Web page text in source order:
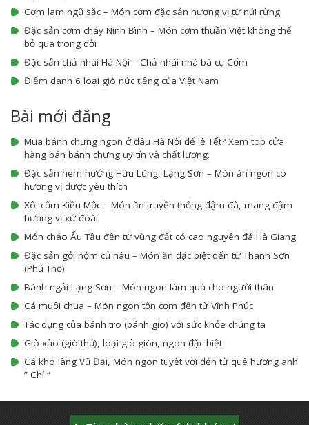
Cơm lam ngũ sắc – Món cơm đặc sản hương vị từ núi rừng
Đặc sản cơm cháy Ninh Bình – Món cơm thuần Việt không thể
bỏ qua trong đời
Đặc sản chả nhái Hà Nội – Chả nhái nhà bà cụ Cốm
Điểm danh 6 loại giò nức tiếng của Việt Nam
Bài mới đăng
Mua bánh chưng ngon ở đâu Hà Nội để lễ Tết? Xem top cửa
hàng bán bánh chưng uy tín và chất lượng.
Đặc sản nem nướng Hữu Lũng, Lạng Sơn – Món ăn ngon có
hương vị được yêu thích
Xôi cốm Kiều Mộc – Món ăn truyền thống đậm đà, mang đậm
hương vị xứ đoài
Món cháo Ấu Tầu đền từ vùng đất có cao nguyên đá Hà Giang
Đặc sản gỏi nộm củ nâu – Món ăn đặc biệt đến từ Thanh Sơn
(Phú Thọ)
Bánh ngải Lạng Sơn – Món ngon làm quà cho người thân
Cá muối chua – Món ngon tốn cơm đến từ Vĩnh Phúc
Tác dụng của bánh tro (bánh gio) với sức khỏe chúng ta
Giò xào (giò thủ), loại giò giòn, ngon đặc biệt
Cá kho làng Vũ Đại, Món ngon tuyệt vời đến từ quê hương anh
” Chí “